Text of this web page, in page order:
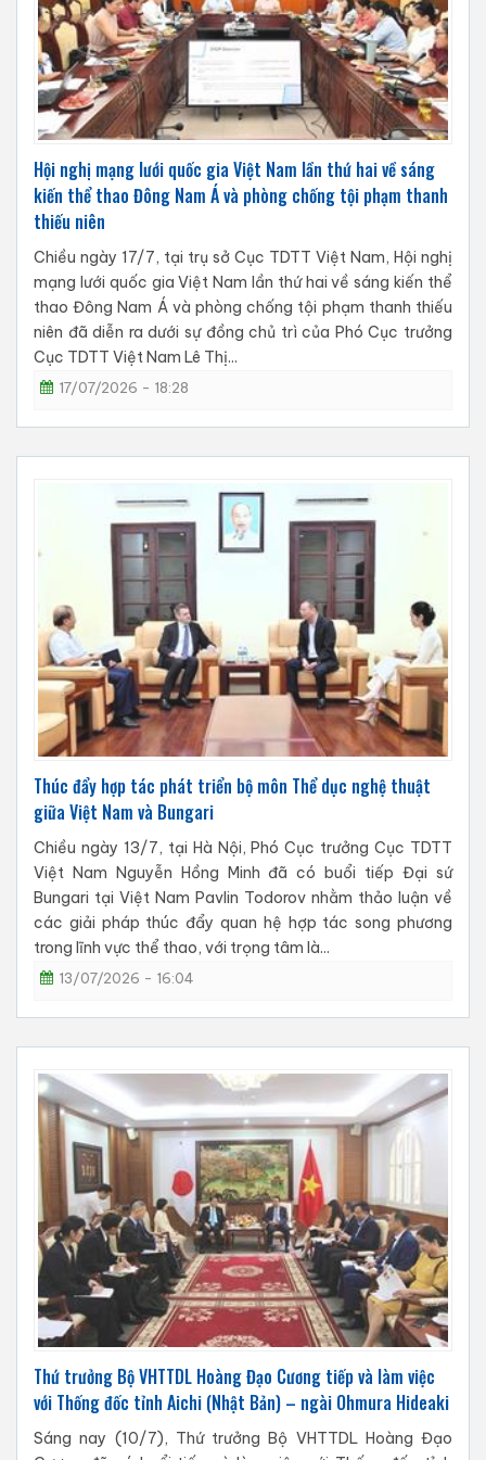
Hội nghị mạng lưới quốc gia Việt Nam lần thứ hai về sáng
kiến thể thao Đông Nam Á và phòng chống tội phạm thanh
thiếu niên
Chiều ngày 17/7, tại trụ sở Cục TDTT Việt Nam, Hội nghị
mạng lưới quốc gia Việt Nam lần thứ hai về sáng kiến thể
thao Đông Nam Á và phòng chống tội phạm thanh thiếu
niên đã diễn ra dưới sự đồng chủ trì của Phó Cục trưởng
Cục TDTT Việt Nam Lê Thị...
17/07/2026 - 18:28
Thúc đẩy hợp tác phát triển bộ môn Thể dục nghệ thuật
giữa Việt Nam và Bungari
Chiều ngày 13/7, tại Hà Nội, Phó Cục trưởng Cục TDTT
Việt Nam Nguyễn Hồng Minh đã có buổi tiếp Đại sứ
Bungari tại Việt Nam Pavlin Todorov nhằm thảo luận về
các giải pháp thúc đẩy quan hệ hợp tác song phương
trong lĩnh vực thể thao, với trọng tâm là...
13/07/2026 - 16:04
Thứ trưởng Bộ VHTTDL Hoàng Đạo Cương tiếp và làm việc
với Thống đốc tỉnh Aichi (Nhật Bản) – ngài Ohmura Hideaki
Sáng nay (10/7), Thứ trưởng Bộ VHTTDL Hoàng Đạo